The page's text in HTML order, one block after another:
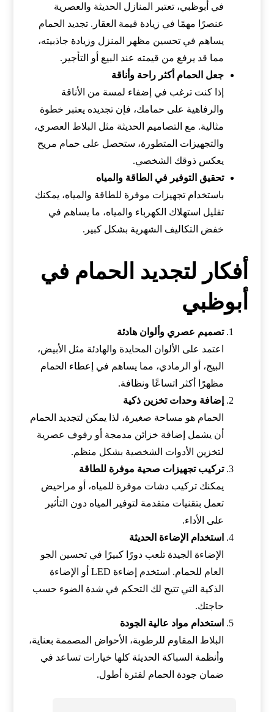
في أبوظبي، تعتبر المنازل الحديثة والعصرية
عنصرًا مهمًا في زيادة قيمة العقار. تجديد الحمام
يساهم في تحسين مظهر المنزل وزيادة جاذبيته،
مما قد يرفع من قيمته عند البيع أو التأجير.
جعل الحمام أكثر راحة وأناقة
إذا كنت ترغب في إضفاء لمسة من الأناقة
والرفاهية على حمامك، فإن تجديده يعتبر خطوة
مثالية. مع التصاميم الحديثة مثل البلاط العصري،
والتجهيزات المتطورة، ستحصل على حمام مريح
يعكس ذوقك الشخصي.
تحقيق التوفير في الطاقة والمياه
باستخدام تجهيزات موفرة للطاقة والمياه، يمكنك
تقليل استهلاك الكهرباء والمياه، ما يساهم في
خفض التكاليف الشهرية بشكل كبير.
أفكار لتجديد الحمام في
أبوظبي
تصميم عصري وألوان هادئة
اعتمد على الألوان المحايدة والهادئة مثل الأبيض،
البيج، أو الرمادي، مما يساهم في إعطاء الحمام
مظهرًا أكثر اتساعًا ونظافة.
إضافة وحدات تخزين ذكية
الحمام هو مساحة صغيرة، لذا يمكن لتجديد الحمام
أن يشمل إضافة خزائن مدمجة أو رفوف عصرية
لتخزين الأدوات الشخصية بشكل منظم.
تركيب تجهيزات صحية موفرة للطاقة
يمكنك تركيب دشات موفرة للمياه، أو مراحيض
تعمل بتقنيات متقدمة لتوفير المياه دون التأثير
على الأداء.
استخدام الإضاءة الحديثة
الإضاءة الجيدة تلعب دورًا كبيرًا في تحسين الجو
العام للحمام. استخدم إضاءة LED أو الإضاءة
الذكية التي تتيح لك التحكم في شدة الضوء حسب
حاجتك.
استخدام مواد عالية الجودة
البلاط المقاوم للرطوبة، الأحواض المصممة بعناية،
وأنظمة السباكة الحديثة كلها خيارات تساعد في
ضمان جودة الحمام لفترة أطول.